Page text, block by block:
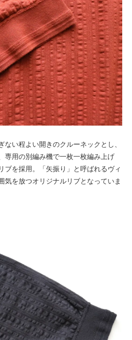
ない程よい開きのクルーネックとし、
専用の別編み機で一枚一枚編み上げ
ブを採用。「矢振り」と呼ばれるヴィ
気を放つオリジナルリブとなっていま